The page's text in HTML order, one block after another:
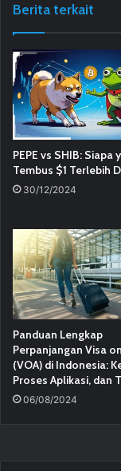
Berita terkait
PEPE vs SHIB: Siapa
Tembus $1 Terlebih
30/12/2024
Panduan Lengkap
Perpanjangan Visa
(VOA) di Indonesia:
Proses Aplikasi, dan
06/08/2024